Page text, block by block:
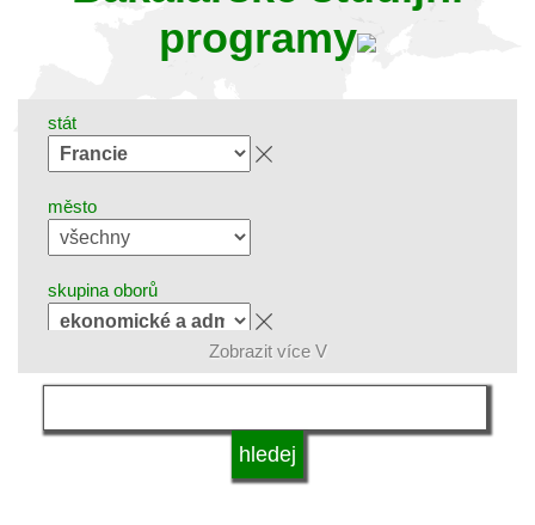
programy
stát
město
skupina oborů
jazyk
Zobrazit více V